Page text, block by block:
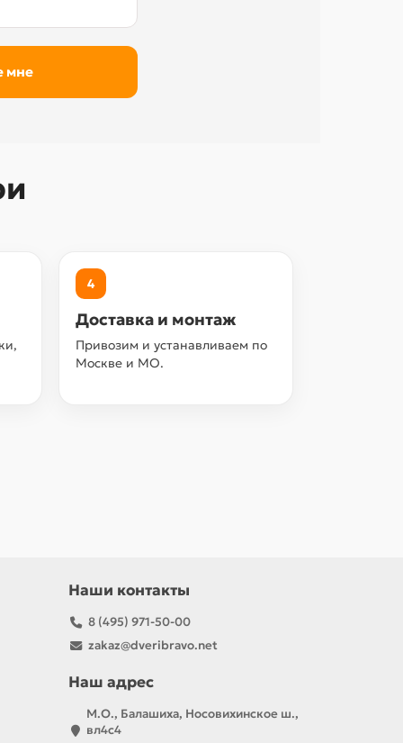
4
Доставка и монтаж
Привозим и устанавливаем по
Москве и МО.
Наши контакты
8 (495) 971-50-00
zakaz@dveribravo.net
Наш адрес
М.О., Балашиха, Носовихинское ш.,
вл4с4